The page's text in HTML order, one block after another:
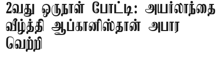
2வது ஒருநாள் போட்டி: அயர்லாந்தை
வீழ்த்தி ஆப்கானிஸ்தான் அபார
வெற்றி